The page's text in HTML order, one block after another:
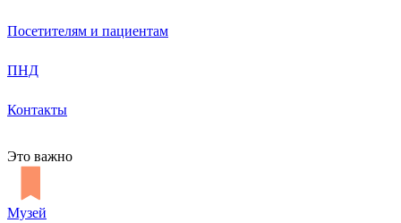
Посетителям и пациентам
ПНД
Контакты
Это важно
Музей